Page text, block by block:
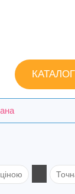
КАТАЛОГ
Антибіотики
в/о 600